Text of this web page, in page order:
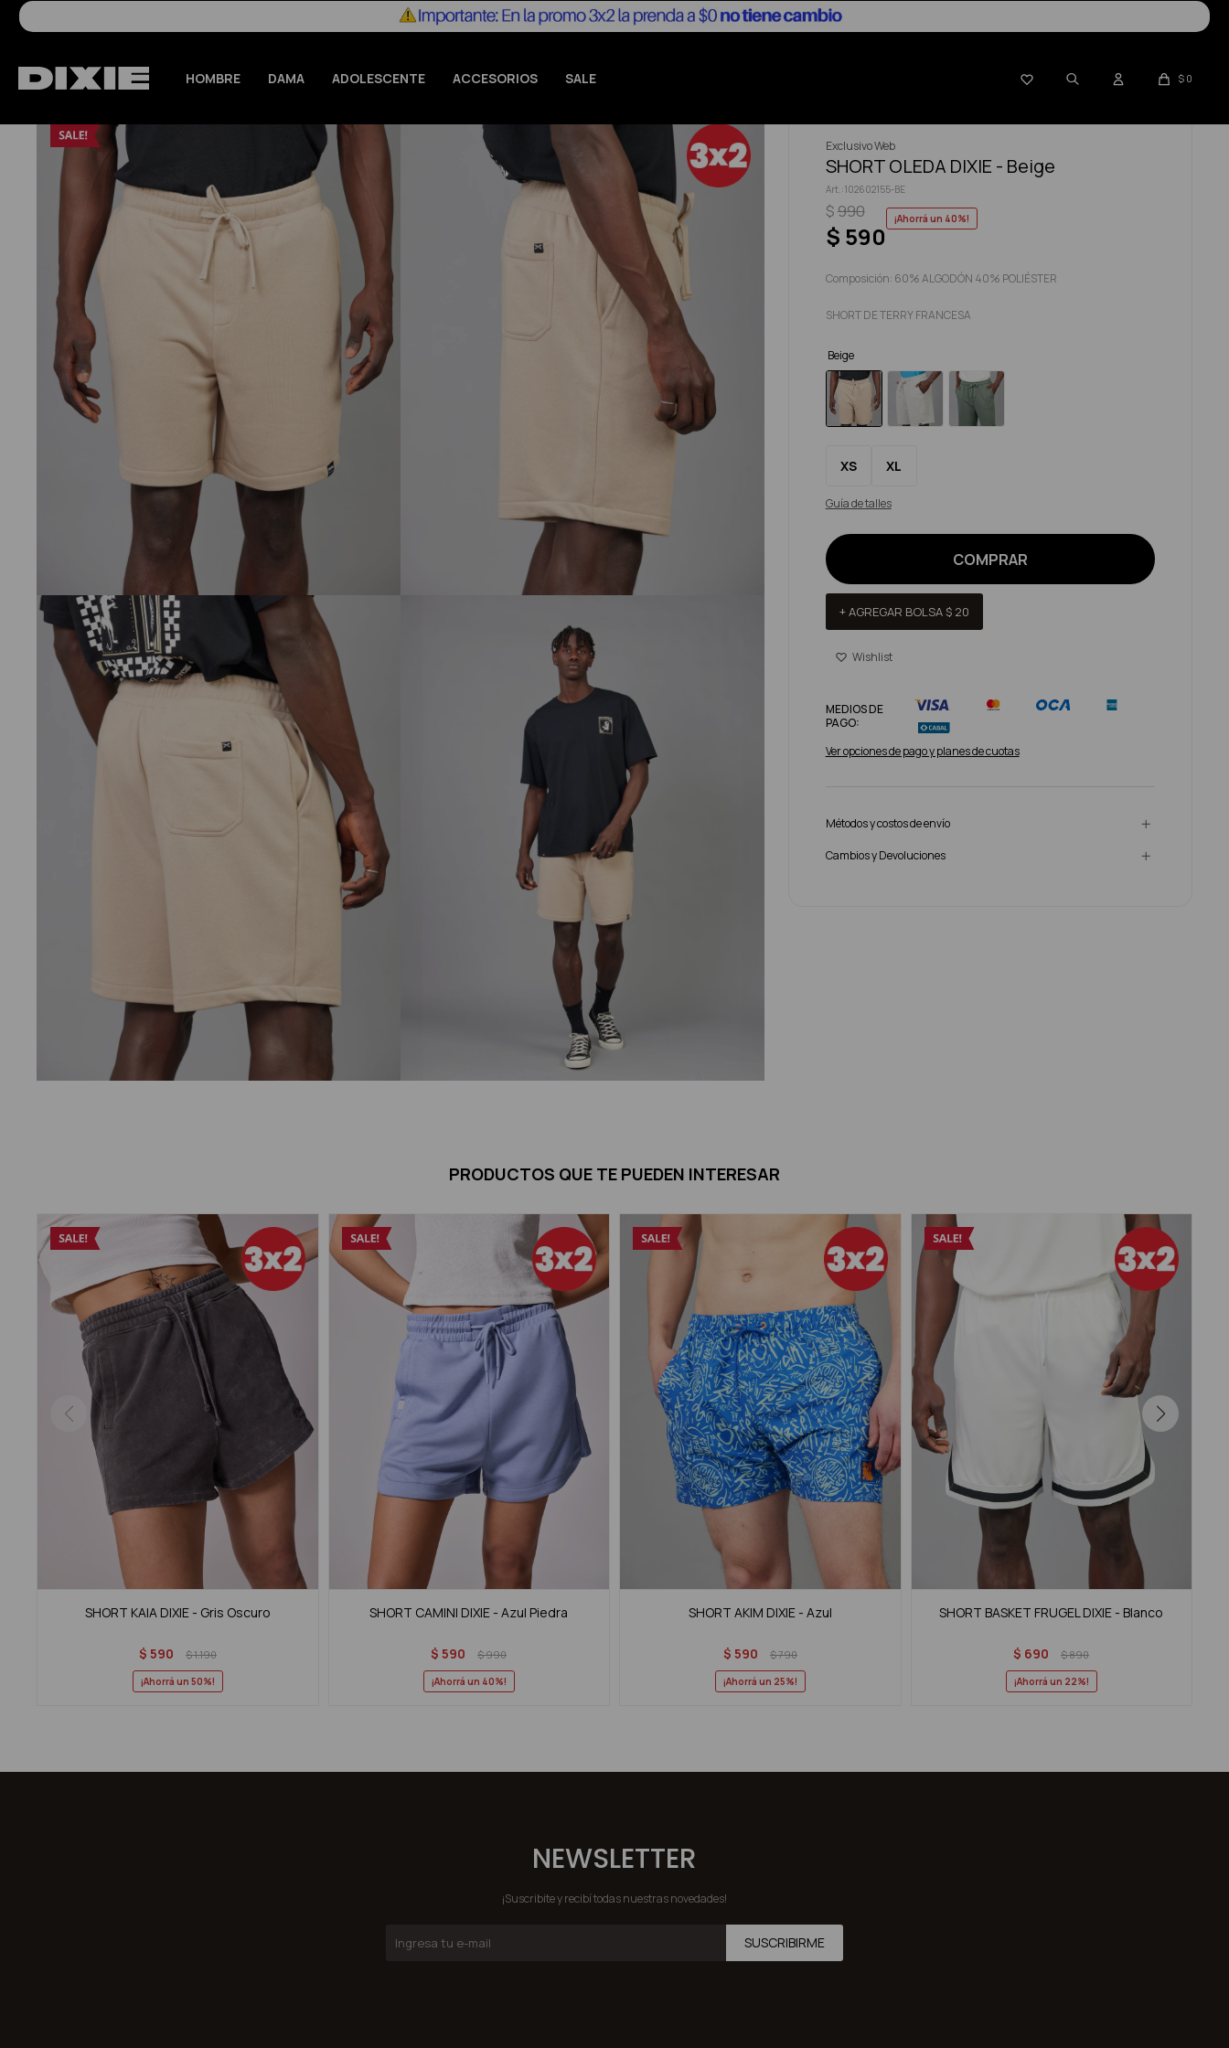
HOMBRE DAMA ADOLESCENTE ACCESORIOS SALE  $ 0
Exclusivo Web
SHORT OLEDA DIXIE - Beige
102602155-BE
$ 590
$990 40
Composición: 60% ALGODÓN 40% POLIÉSTER
SHORT DE TERRY FRANCESA
Beige
XS XL
Guía de talles
COMPRAR
+ AGREGAR BOLSA$ 20
MEDIOS DE
PAGO:
Ver opciones de pago y planes de cuotas
Métodos y costos de envío
Cambios y Devoluciones
PRODUCTOS QUE TE PUEDEN INTERESAR
SHORT KAIA DIXIE - Gris Oscuro
$ 590 $1.190
50
SHORT CAMINI DIXIE - Azul Piedra
$ 590 $990
40
SHORT AKIM DIXIE - Azul
$ 590 $790
25
SHORT BASKET FRUGEL DIXIE - Blanco
$ 690 $890
22
NEWSLETTER
¡Suscribite y recibí todas nuestras novedades!
SUSCRIBIRME